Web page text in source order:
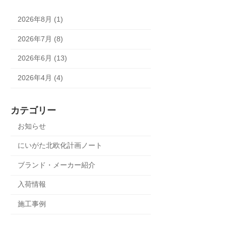
2026年8月 (1)
2026年7月 (8)
2026年6月 (13)
2026年4月 (4)
カテゴリー
お知らせ
にいがた北欧化計画ノート
ブランド・メーカー紹介
入荷情報
施工事例